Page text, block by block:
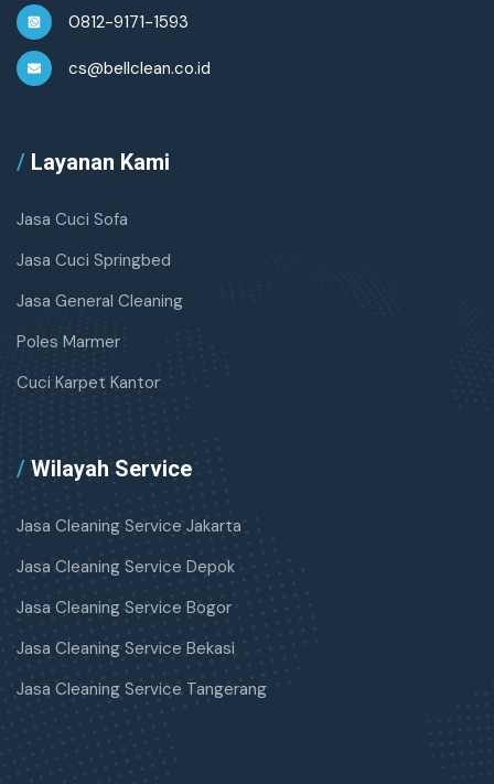
0812-9171-1593
cs@bellclean.co.id
/ Layanan Kami
Jasa Cuci Sofa
Jasa Cuci Springbed
Jasa General Cleaning
Poles Marmer
Cuci Karpet Kantor
/ Wilayah Service
Jasa Cleaning Service Jakarta
Jasa Cleaning Service Depok
Jasa Cleaning Service Bogor
Jasa Cleaning Service Bekasi
Jasa Cleaning Service Tangerang